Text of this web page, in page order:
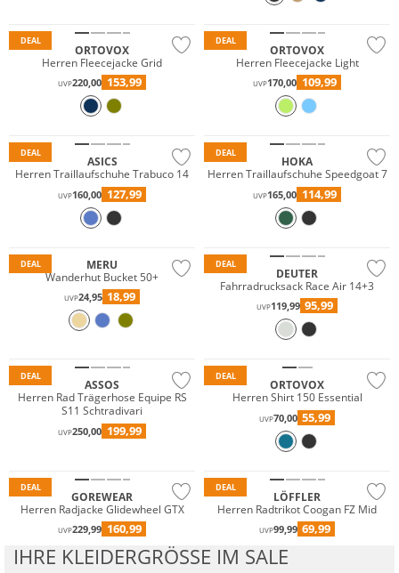
DEAL
ORTOVOX
Herren Fleecejacke Grid
UVP220,00 153,99
DEAL
ORTOVOX
Herren Fleecejacke Light
UVP170,00 109,99
DEAL
ASICS
Herren Traillaufschuhe Trabuco 14
UVP160,00 127,99
DEAL
HOKA
Herren Traillaufschuhe Speedgoat 7
UVP165,00 114,99
DEAL
MERU
Wanderhut Bucket 50+
UVP24,95 18,99
DEAL
DEUTER
Fahrradrucksack Race Air 14+3
UVP119,99 95,99
DEAL
ASSOS
Herren Rad Trägerhose Equipe RS
S11 Schtradivari
UVP250,00 199,99
DEAL
ORTOVOX
Herren Shirt 150 Essential
UVP70,00 55,99
DEAL
Wasserfest
GOREWEAR
Herren Radjacke Glidewheel GTX
UVP229,99 160,99
DEAL
LÖFFLER
Herren Radtrikot Coogan FZ Mid
UVP99,99 69,99
IHRE KLEIDERGRÖSSE IM SALE